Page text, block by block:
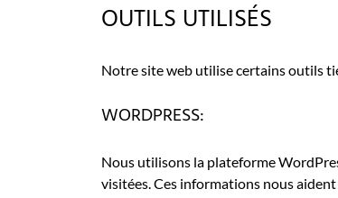
OUTILS UTILISÉS
Notre site web utilise certains outils
WORDPRESS:
Nous utilisons la plateforme
visitées. Ces informations nous